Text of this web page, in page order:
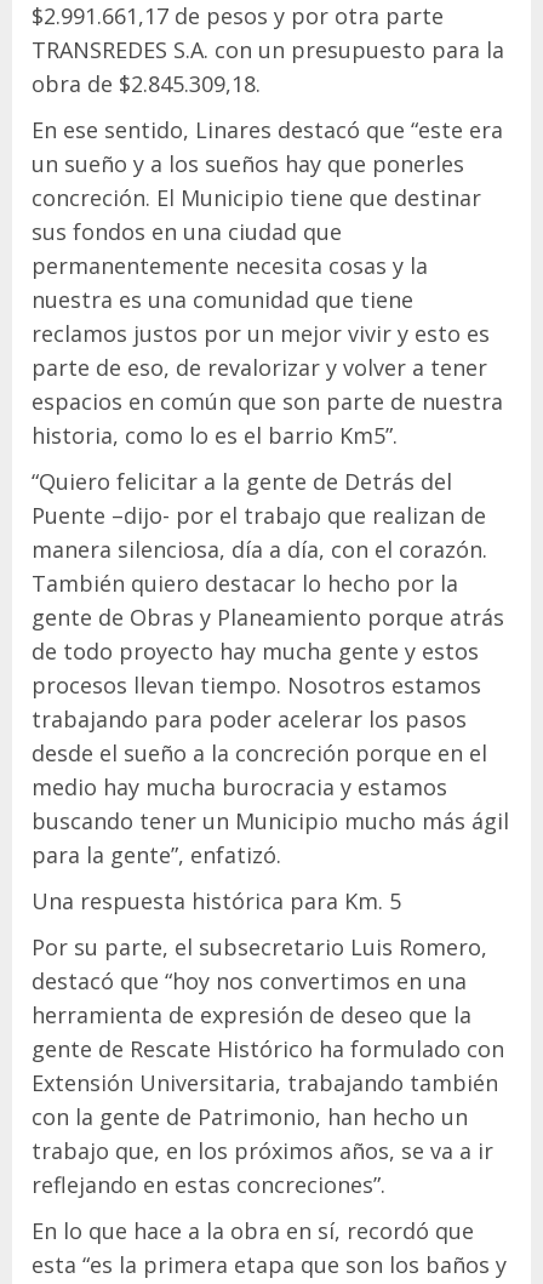
$2.991.661,17 de pesos y por otra parte
TRANSREDES S.A. con un presupuesto para la
obra de $2.845.309,18.
En ese sentido, Linares destacó que “este era
un sueño y a los sueños hay que ponerles
concreción. El Municipio tiene que destinar
sus fondos en una ciudad que
permanentemente necesita cosas y la
nuestra es una comunidad que tiene
reclamos justos por un mejor vivir y esto es
parte de eso, de revalorizar y volver a tener
espacios en común que son parte de nuestra
historia, como lo es el barrio Km5”.
“Quiero felicitar a la gente de Detrás del
Puente –dijo- por el trabajo que realizan de
manera silenciosa, día a día, con el corazón.
También quiero destacar lo hecho por la
gente de Obras y Planeamiento porque atrás
de todo proyecto hay mucha gente y estos
procesos llevan tiempo. Nosotros estamos
trabajando para poder acelerar los pasos
desde el sueño a la concreción porque en el
medio hay mucha burocracia y estamos
buscando tener un Municipio mucho más ágil
para la gente”, enfatizó.
Una respuesta histórica para Km. 5
Por su parte, el subsecretario Luis Romero,
destacó que “hoy nos convertimos en una
herramienta de expresión de deseo que la
gente de Rescate Histórico ha formulado con
Extensión Universitaria, trabajando también
con la gente de Patrimonio, han hecho un
trabajo que, en los próximos años, se va a ir
reflejando en estas concreciones”.
En lo que hace a la obra en sí, recordó que
esta “es la primera etapa que son los baños y